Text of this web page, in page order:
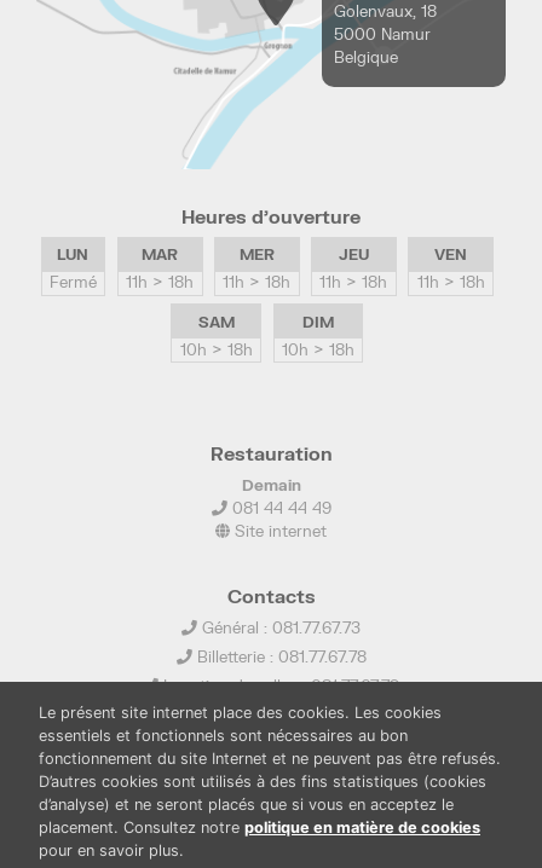
Golenvaux, 18
5000 Namur
Belgique
Heures d’ouverture
LUN
Fermé
MAR
11h > 18h
MER
11h > 18h
JEU
11h > 18h
VEN
11h > 18h
SAM
10h > 18h
DIM
10h > 18h
Restauration
Demain
081 44 44 49
Site internet
Contacts
Général : 081.77.67.73
Billetterie : 081.77.67.78
Location de salles : 081.77.67.79
info@ledelta.be
Le présent site internet place des cookies. Les cookies
essentiels et fonctionnels sont nécessaires au bon
fonctionnement du site Internet et ne peuvent pas être refusés.
D’autres cookies sont utilisés à des fins statistiques (cookies
d’analyse) et ne seront placés que si vous en acceptez le
placement. Consultez notre politique en matière de cookies
pour en savoir plus.